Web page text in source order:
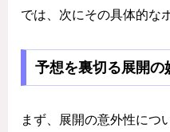
では、次にその具体的な
予想を裏切る展開の
まず、展開の意外性につ